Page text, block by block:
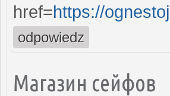
href=https://
odpowiedz
Магазин сейфов